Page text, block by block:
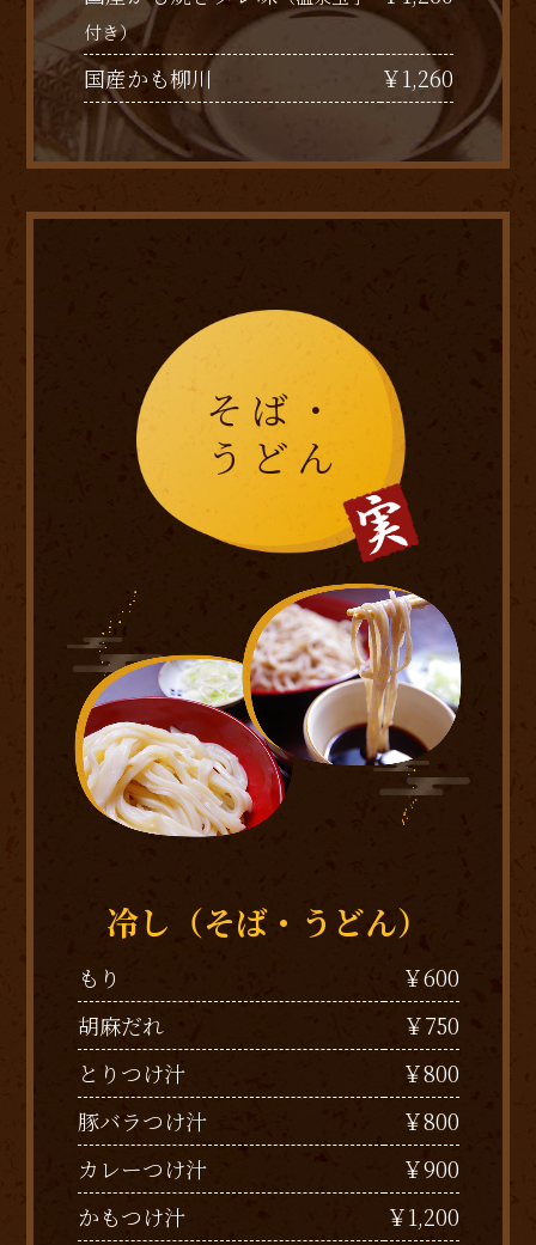
付き）
国産かも柳川 ￥1,260
そば・
うどん
冷し（そば・うどん）
もり
￥600
胡麻だれ
￥750
とりつけ汁
￥800
豚バラつけ汁
￥800
カレーつけ汁
￥900
かもつけ汁
￥1,200